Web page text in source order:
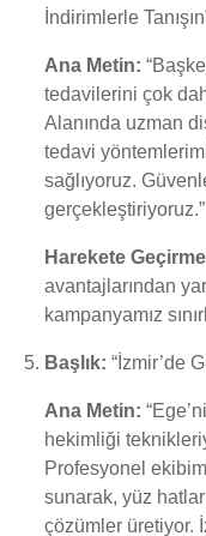
İndirimlerle
Ana Metin:
tedavilerini çok
Alanında uzman
tedavi
sağlıyoruz.
gerçekleştiriyoruz.”
Harekete Geçirme
avantajlarından
kampanyamız
Başlık: “İzmir’de
Ana Metin:
hekimliği
Profesyonel
sunarak, yüz
çözümler üretiyor.